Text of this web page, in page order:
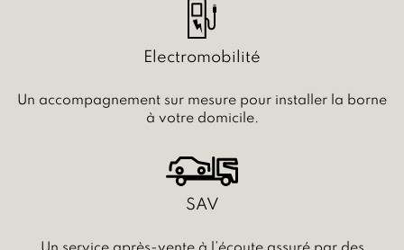
Electromobilité
Un accompagnement sur mesure pour installer la borne
à votre domicile.
SAV